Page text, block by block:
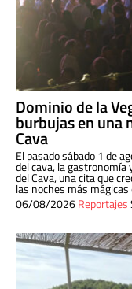
Dominio de la
burbujas en una
Cava
El pasado sábado 1 de
del cava, la gastronomía
del Cava, una cita que
las noches más
06/08/2026Reportajes